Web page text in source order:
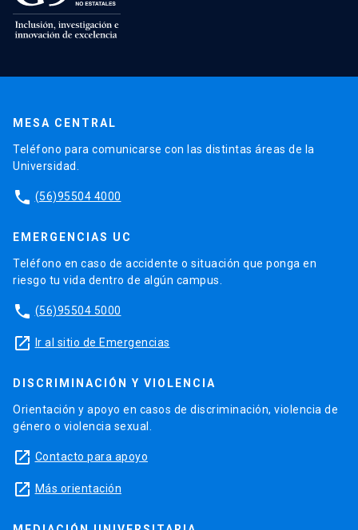
MESA CENTRAL
Teléfono para comunicarse con las distintas áreas de la
Universidad.
phone (56)95504 4000
EMERGENCIAS UC
Teléfono en caso de accidente o situación que ponga en
riesgo tu vida dentro de algún campus.
phone (56)95504 5000
launch Ir al sitio de Emergencias
DISCRIMINACIÓN Y VIOLENCIA
Orientación y apoyo en casos de discriminación, violencia de
género o violencia sexual.
launch Contacto para apoyo
launch Más orientación